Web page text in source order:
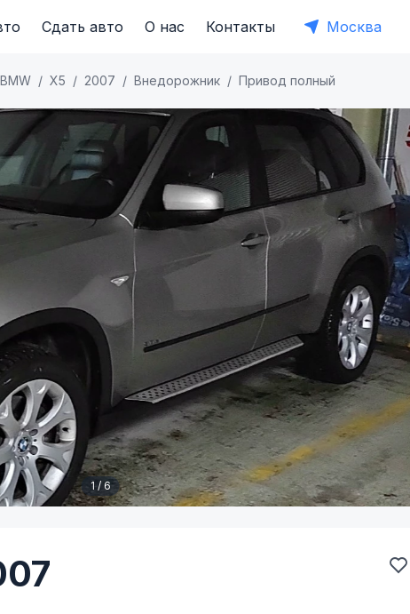
Сдать авто О нас Контакты Москва
BMW X5 2007 Внедорожник Привод полный
1 / 6